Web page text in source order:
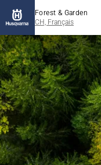
Forest & Garden
CH, Français